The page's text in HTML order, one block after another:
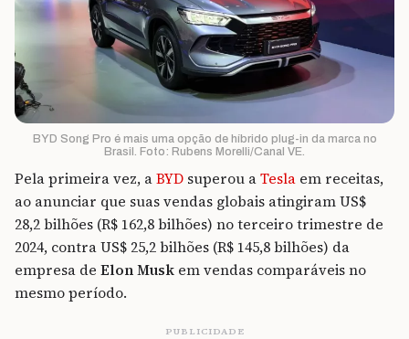
BYD Song Pro é mais uma opção de híbrido plug-in da marca no
Brasil. Foto: Rubens Morelli/Canal VE.
Pela primeira vez, aBYD superou aTesla em receitas,
ao anunciar que suas vendas globais atingiram US$
28,2 bilhões (R$ 162,8 bilhões) no terceiro trimestre de
2024, contra US$ 25,2 bilhões (R$ 145,8 bilhões) da
empresa de Elon Musk em vendas comparáveis no
mesmo período.
PUBLICIDADE